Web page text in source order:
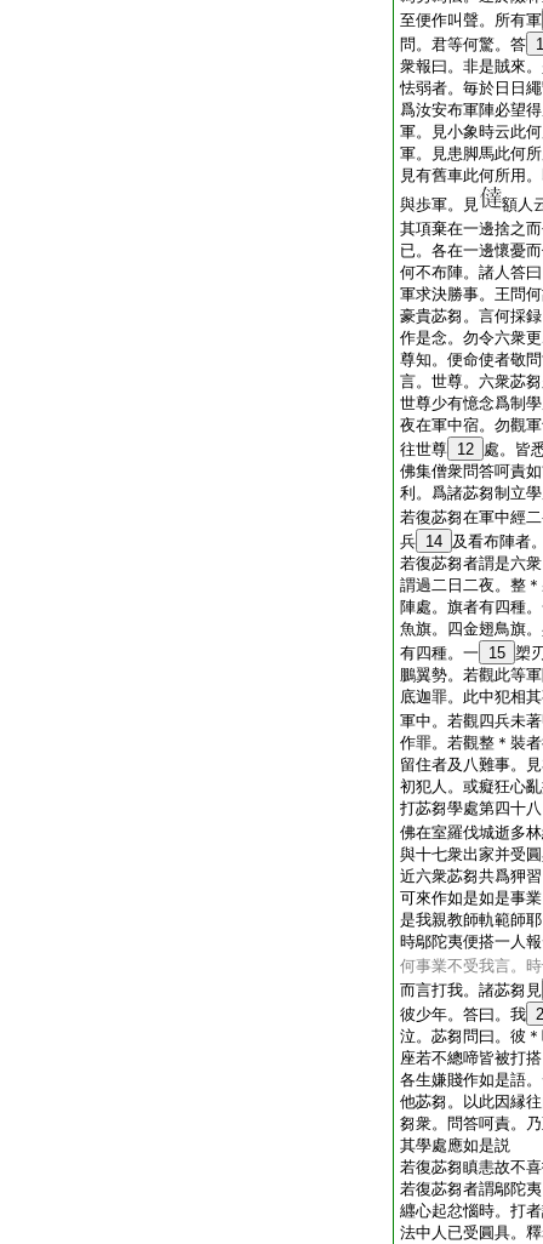
至便作叫聲。所有軍
問。君等何驚。答
衆報曰。非是賊來
怯弱者。毎於日日
爲汝安布軍陣必望
軍。見小象時云此
軍。見患脚馬此何
見有舊車此何所用
與歩軍。見
額人
其項棄在一邊捨之
已。各在一邊懷憂
何不布陣。諸人答
軍求決勝事。王問
豪貴苾芻。言何採
作是念。勿令六衆
尊知。便命使者敬
言。世尊。六衆苾
世尊少有憶念爲制
夜在軍中宿。勿觀
往世尊 12 處。皆
佛集僧衆問答呵責
利。爲諸苾芻制立
若復苾芻在軍中經
兵 14 及看布陣者
若復苾芻者謂是六
謂過二日二夜。整
陣處。旗者有四種
魚旗。四金翅鳥旗
有四種。一 15 槊
鵬翼勢。若觀此等
底迦罪。此中犯相
軍中。若觀四兵未
作罪。若觀整＊裝
留住者及八難事。
初犯人。或癡狂心
打苾芻學處第四十八
佛在室羅伐城逝多
與十七衆出家并受
近六衆苾芻共爲狎
可來作如是如是事
是我親教師軌範師
時鄔陀夷便搭一人
何事業不受我言。
而言打我。諸苾芻見
彼少年。答曰。我 2
泣。苾芻問曰。彼
座若不總啼皆被打
各生嫌賤作如是語
他苾芻。以此因縁
芻衆。問答呵責。
其學處應如是説
若復苾芻瞋恚故不
若復苾芻者謂鄔陀
纒心起忿惱時。打
法中人已受圓具。